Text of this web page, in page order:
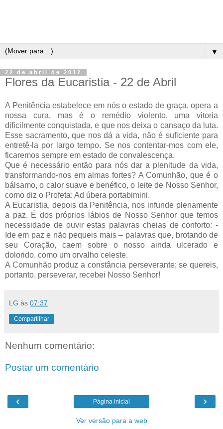
▼
22 de abril de 2012
Flores da Eucaristia - 22 de Abril
A Penitência estabelece em nós o estado de graça, opera a
nossa cura, mas é o remédio violento, uma vitoria
dificilmente conquistada, e que nos deixa o cansaço da luta.
Esse sacramento, que nos dá a vida, não é suficiente para
entretê-la por largo tempo. Se nos contentar-mos com ele,
ficaremos sempre em estado de convalescença.
Que é necessário então para nós dar a plenitude da vida,
transformando-nos em almas fortes? A Comunhão, que é o
bálsamo, o calor suave e benéfico, o leite de Nosso Senhor,
como diz o Profeta: Ad úbera portabimini.
A Eucaristia, depois da Penitência, nos infunde plenamente
a paz. É dos próprios lábios de Nosso Senhor que temos
necessidade de ouvir estas palavras cheias de conforto: -
Ide em paz e não pequeis mais – palavras que, brotando de
seu Coração, caem sobre o nosso ainda ulcerado e
dolorido, como um orvalho celeste.
A Comunhão produz a constância perseverante; se quereis,
portanto, perseverar, recebei Nosso Senhor!
LG às 07:37
Compartilhar
Nenhum comentário:
Postar um comentário
‹ ›
Página inicial
Ver versão para a web